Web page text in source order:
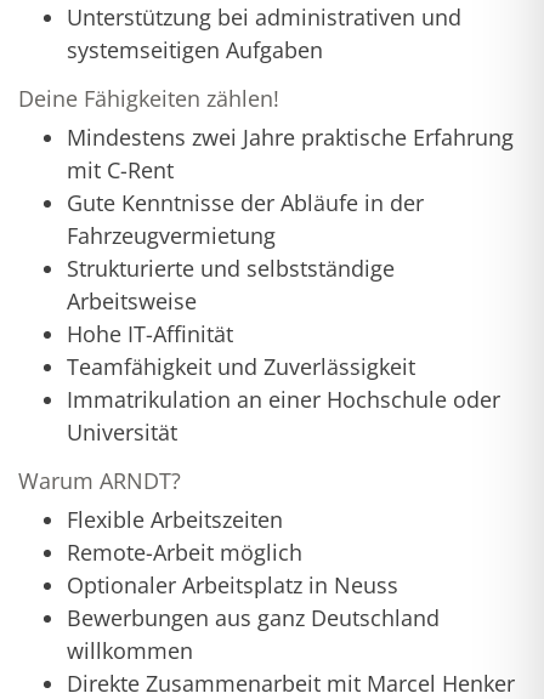
Unterstützung bei administrativen und
systemseitigen Aufgaben
Deine Fähigkeiten zählen!
Mindestens zwei Jahre praktische Erfahrung
mit C-Rent
Gute Kenntnisse der Abläufe in der
Fahrzeugvermietung
Strukturierte und selbstständige
Arbeitsweise
Hohe IT-Affinität
Teamfähigkeit und Zuverlässigkeit
Immatrikulation an einer Hochschule oder
Universität
Warum ARNDT?
Flexible Arbeitszeiten
Remote-Arbeit möglich
Optionaler Arbeitsplatz in Neuss
Bewerbungen aus ganz Deutschland
willkommen
Direkte Zusammenarbeit mit Marcel Henker